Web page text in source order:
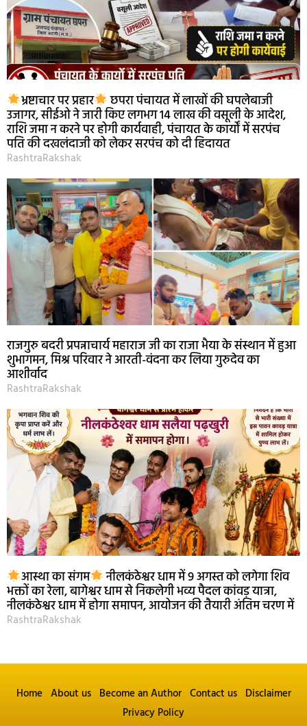
भ्रष्टाचार पर प्रहार छपरा पंचायत में लाखों की घपलेबाजी
उजागर, सीईओ ने जारी किए लगभग 14 लाख की वसूली के आदेश,
राशि जमा न करने पर होगी कार्यवाही, पंचायत के कार्यों में सरपंच
पति की दखलंदाजी को लेकर सरपंच को दी हिदायत
RashtraRakshak
राजगुरु बदरी प्रपन्नाचार्य महाराज जी का राजा भैया के संस्थान में हुआ
शुभागमन, मिश्र परिवार ने आरती-वंदना कर लिया गुरुदेव का
आशीर्वाद
RashtraRakshak
आस्था का संगम नीलकंठेश्वर धाम में 9 अगस्त को लगेगा शिव
भक्तों का रेला, बागेश्वर धाम से निकलेगी भव्य पैदल कांवड़ यात्रा,
नीलकंठेश्वर धाम में होगा समापन, आयोजन की तैयारी अंतिम चरण में
RashtraRakshak
Home About us Become an Author Contact us Disclaimer
Privacy Policy